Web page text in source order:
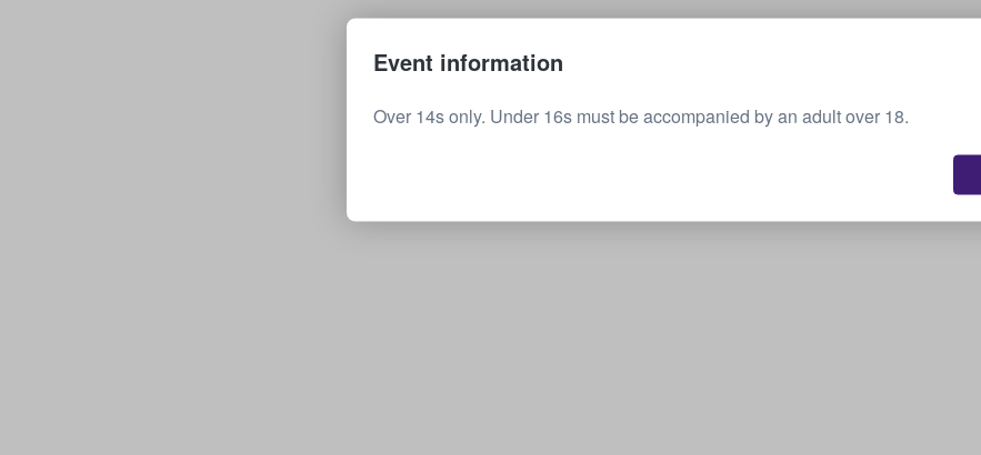
Event information
Over 14s only. Under 16s must be accompanied by an adult over 18.